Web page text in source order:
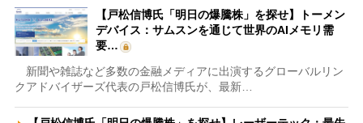
【戸松信博氏「明日の爆騰株」を探せ】トーメン
デバイス：サムスンを通じて世界のAIメモリ需
要…
新聞や雑誌など多数の金融メディアに出演するグローバルリン
クアドバイザーズ代表の戸松信博氏が、最新…